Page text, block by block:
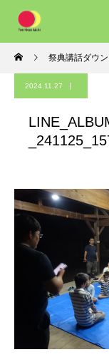
祭典講話ダウ
2024.11.27